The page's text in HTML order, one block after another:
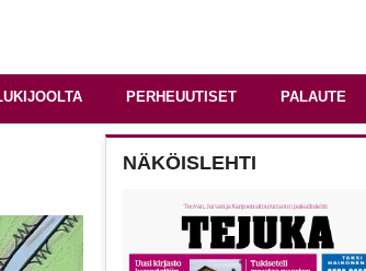
PERHEUUTISET PALAUTE
NÄKÖISLEHTI